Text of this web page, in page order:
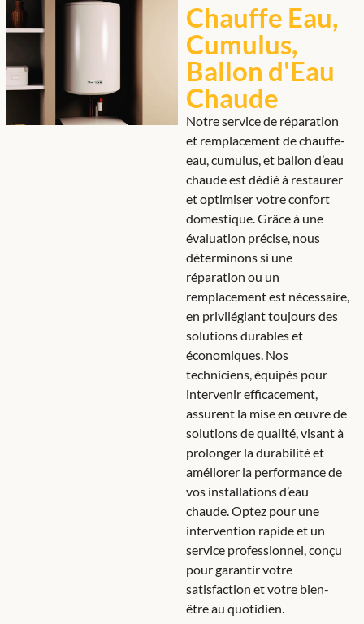
Chauffe Eau,
Cumulus,
Ballon d'Eau
Chaude
Notre service de réparation
et remplacement de chauffe-
eau, cumulus, et ballon d’eau
chaude est dédié à restaurer
et optimiser votre confort
domestique. Grâce à une
évaluation précise, nous
déterminons si une
réparation ou un
remplacement est nécessaire,
en privilégiant toujours des
solutions durables et
économiques. Nos
techniciens, équipés pour
intervenir efficacement,
assurent la mise en œuvre de
solutions de qualité, visant à
prolonger la durabilité et
améliorer la performance de
vos installations d’eau
chaude. Optez pour une
intervention rapide et un
service professionnel, conçu
pour garantir votre
satisfaction et votre bien-
être au quotidien.